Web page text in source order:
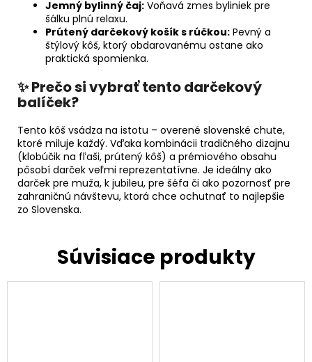
Jemný bylinný čaj: Voňavá zmes byliniek pre
šálku plnú relaxu.
Prútený darčekový košík s rúčkou: Pevný a
štýlový kôš, ktorý obdarovanému ostane ako
praktická spomienka.
✨ Prečo si vybrať tento darčekový
balíček?
Tento kôš vsádza na istotu – overené slovenské chute,
ktoré miluje každý. Vďaka kombinácii tradičného dizajnu
(klobúčik na fľaši, prútený kôš) a prémiového obsahu
pôsobí darček veľmi reprezentatívne. Je ideálny ako
darček pre muža, k jubileu, pre šéfa či ako pozornosť pre
zahraničnú návštevu, ktorá chce ochutnať to najlepšie
zo Slovenska.